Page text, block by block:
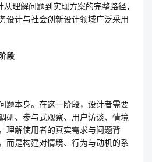
理解问题到实现方案的完整路径，
设计与社会创新设计领域广泛采用
段
题本身。在这一阶段，设计者需要
研、参与式观察、用户访谈、情境
理解使用者的真实需求与问题背
而是构建对情境、行为与动机的系